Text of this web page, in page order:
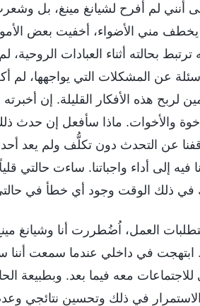
أنني لم أفرح لشيانغ مينغ، بل
يخطف مني الأضواء، أخفيت بعض
ترتبط بحالته أثناء العبادات
عن المشكلات التي يواجهها، لم
لربح هذه الأفكار القليلة. إن
والأخوات. ماذا سأفعل إن حدث
عن التحدث دون تكلُّف ولم يعد
فيه إلى أداء واجباتنا. ساءت حالتي
في ذلك الوقت وجود أي خطأ في
العمل، اُضُطررت أنا وشيانغ
في داخلي عندما سمعت أننا
للاجتماعات معه فيما بعد. وبطبيعة
الاستمرار في ذلك وتحسين نتائجي